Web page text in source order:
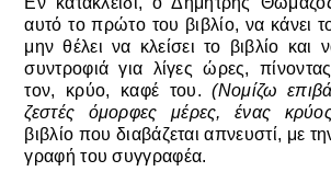
αυτό το πρώτο του βιβλίο, να κάνει
μην θέλει να κλείσει το βιβλίο και
συντροφιά για λίγες ώρες,
τον, κρύο, καφέ του.(Νομίζω
ζεστές όμορφες μέρες, ένας
βιβλίο που διαβάζεται απνευστί, με
γραφή του συγγραφέα.